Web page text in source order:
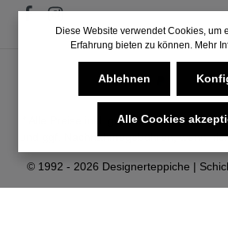
© 1992 - 2026 Designerteppiche |
* Alle Preise inkl. gesetzl.
und ggf. Nachnahmegebühren, wenn
Diese Website verwendet Cookies, um
Erfahrung bieten zu können. Mehr
Ablehnen
Alle Cookies